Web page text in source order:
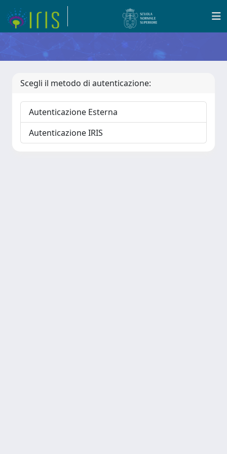
Scegli il metodo di autenticazione:
Autenticazione Esterna
Autenticazione IRIS